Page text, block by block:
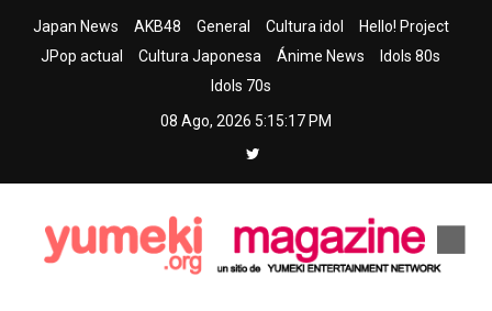
Japan News AKB48 General Cultura idol
Hello! Project
JPop actual
Cultura Japonesa Ánime News
Idols 80s
Idols 70s
08 Ago, 2026 5:15:18 PM